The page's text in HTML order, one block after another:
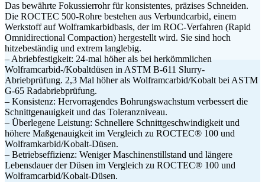
Das bewährte Fokussierrohr für konsistentes, präzises Schneiden.
Die ROCTEC 500-Rohre bestehen aus Verbundcarbid, einem
Werkstoff auf Wolframkarbidbasis, der im ROC-Verfahren (Rapid
Omnidirectional Compaction) hergestellt wird. Sie sind hoch
hitzebeständig und extrem langlebig.
– Abriebfestigkeit: 24-mal höher als bei herkömmlichen
Wolframcarbid-/Kobaltdüsen in ASTM B-611 Slurry-
Abriebprüfung. 2,3 Mal höher als Wolframcarbid/Kobalt bei ASTM
G-65 Radabriebprüfung.
– Konsistenz: Hervorragendes Bohrungswachstum verbessert die
Schnittgenauigkeit und das Toleranzniveau.
– Überlegene Leistung: Schnellere Schnittgeschwindigkeit und
höhere Maßgenauigkeit im Vergleich zu ROCTEC® 100 und
Wolframkarbid/Kobalt-Düsen.
– Betriebseffizienz: Weniger Maschinenstillstand und längere
Lebensdauer der Düsen im Vergleich zu ROCTEC® 100 und
Wolframcarbid/Kobalt-Düsen.